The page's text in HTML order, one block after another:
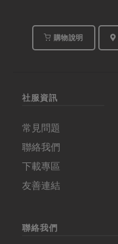
購物說明
社服資訊
常見問題
聯絡我們
下載專區
友善連結
聯絡我們